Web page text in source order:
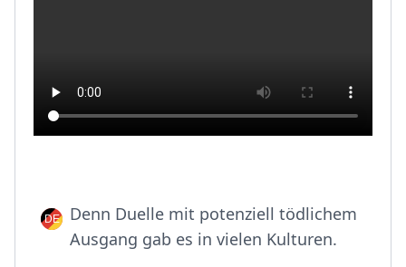
Denn Duelle mit potenziell tödlichem
Ausgang gab es in vielen Kulturen.